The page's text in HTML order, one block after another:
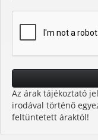
Az árak tájékoztató
irodával történő
feltüntetett áraktól!